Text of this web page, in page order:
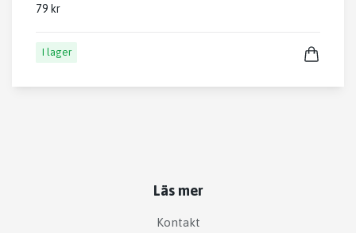
79 kr
I lager
Läs mer
Kontakt